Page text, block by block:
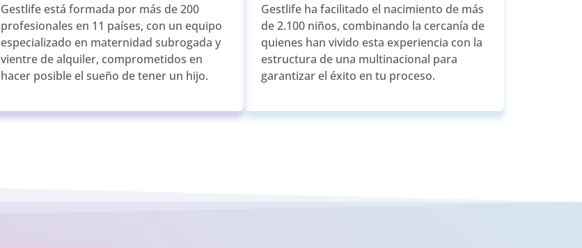
Gestlife está formada por más de 200
profesionales en 11 países, con un equipo
especializado en maternidad subrogada y
vientre de alquiler, comprometidos en
hacer posible el sueño de tener un hijo.
Gestlife ha facilitado el nacimiento de más
de 2.100 niños, combinando la cercanía de
quienes han vivido esta experiencia con la
estructura de una multinacional para
garantizar el éxito en tu proceso.